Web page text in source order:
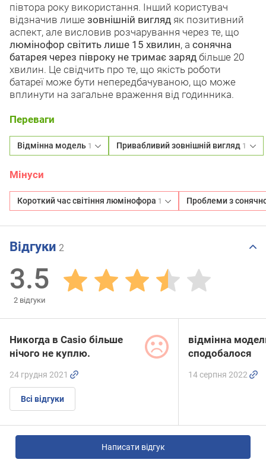
півтора року використання. Інший користувач
відзначив лише зовнішній вигляд як позитивний
аспект, але висловив розчарування через те, що
люмінофор світить лише 15 хвилин, а сонячна
батарея через півроку не тримає заряд більше 20
хвилин. Це свідчить про те, що якість роботи
батареї може бути непередбачуваною, що може
вплинути на загальне враження від годинника.
Переваги
Відмінна модель 1 Привабливий зовнішній вигляд 1
Мінуси
Короткий час світіння люмінофора 1 Проблеми з
Відгуки 2
3.5
2 відгуки
Никогда в Casio більше
нічого не куплю.
24 грудня 2021
Всі відгуки
відмінна
сподобалося
14 серпня 2022
Написати відгук